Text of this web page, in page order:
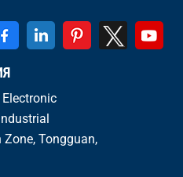
Electronic
Zone, Tongguan,